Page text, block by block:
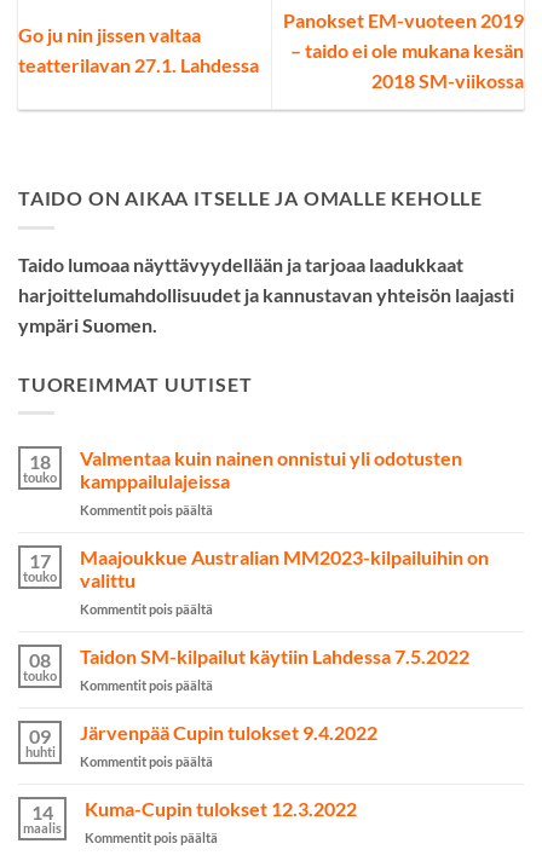
Go ju nin jissen valtaa
teatterilavan 27.1. Lahdessa
Panokset EM-vuoteen 2019
– taido ei ole mukana kesän
2018 SM-viikossa
TAIDO ON AIKAA ITSELLE JA OMALLE KEHOLLE
Taido lumoaa näyttävyydellään ja tarjoaa laadukkaat
harjoittelumahdollisuudet ja kannustavan yhteisön laajasti
ympäri Suomen.
TUOREIMMAT UUTISET
18
touko
Valmentaa kuin nainen onnistui yli odotusten
kamppailulajeissa
Kommentit pois päältä
kuin
kamppailulajeissa
17
touko
Maajoukkue Australian MM2023-kilpailuihin on
valittu
Kommentit pois päältä
Australian
valittu
08
touko
Taidon SM-kilpailut käytiin Lahdessa 7.5.2022
Kommentit pois päältä
SM-
7.5.2022
09
huhti
Järvenpää Cupin tulokset 9.4.2022
Kommentit pois päältä
Cupin
9.4.2022
14
maalis
Kuma-Cupin tulokset 12.3.2022
Kommentit pois päältä